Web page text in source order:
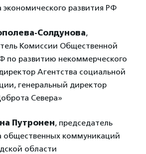
экономического развития РФ
Солдунова,
Комиссии Общественной
по развитию некоммерческого
Агентства социальной
генеральный директор
Севера»
Путронен, председатель
общественных коммуникаций
области